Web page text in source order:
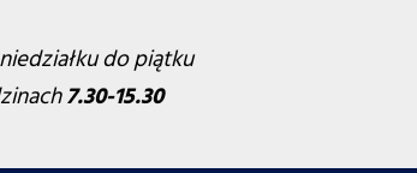
do piątku
7.30-15.30